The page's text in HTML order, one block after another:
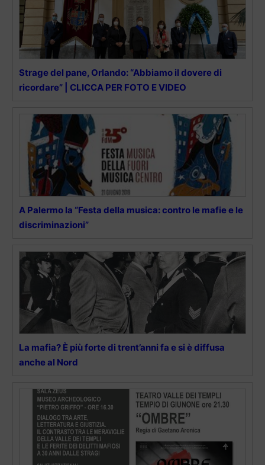
Strage del pane, Orlando: “Abbiamo il dovere di
ricordare” | CLICCA PER FOTO E VIDEO
A Palermo la “Festa della musica: contro le mafie e le
discriminazioni”
La mafia? È più forte di trent’anni fa e si è diffusa
anche al Nord